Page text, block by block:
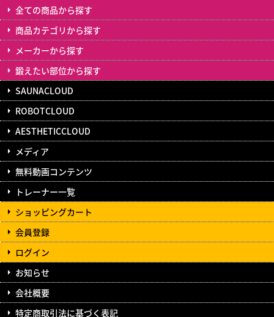
全ての商品から探す
商品カテゴリから探す
メーカーから探す
鍛えたい部位から探す
SAUNACLOUD
ROBOTCLOUD
AESTHETICCLOUD
メディア
無料動画コンテンツ
トレーナー一覧
ショッピングカート
会員登録
ログイン
お知らせ
会社概要
特定商取引法に基づく表記